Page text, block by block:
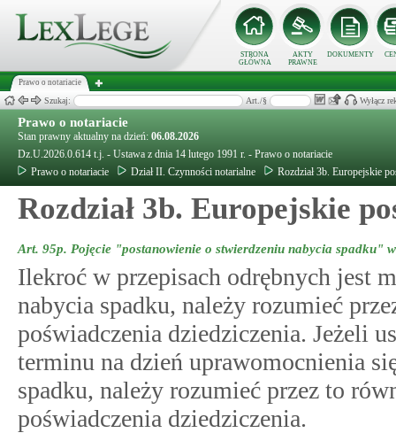
STRONA
GŁÓWNA
AKTY
PRAWNE
DOKUMENTY
Prawo o notariacie
Szukaj: Art./§ Wyłącz
Prawo o notariacie
Stan prawny aktualny na dzień: 06.08.2026
Dz.U.2026.0.614 t.j. - Ustawa z dnia 14 lutego 1991 r. - Prawo o notariacie
Prawo o notariacie
Dział II. Czynności notarialne Rozdział 3b. Europejskie
Rozdział 3b. Europejskie
Art. 95p. Pojęcie "postanowienie o stwierdzeniu nabycia spadku"
Ilekroć w przepisach odrębnych jest
nabycia spadku, należy rozumieć
poświadczenia dziedziczenia. Jeżeli
terminu na dzień uprawomocnienia
spadku, należy rozumieć przez to
poświadczenia dziedziczenia.